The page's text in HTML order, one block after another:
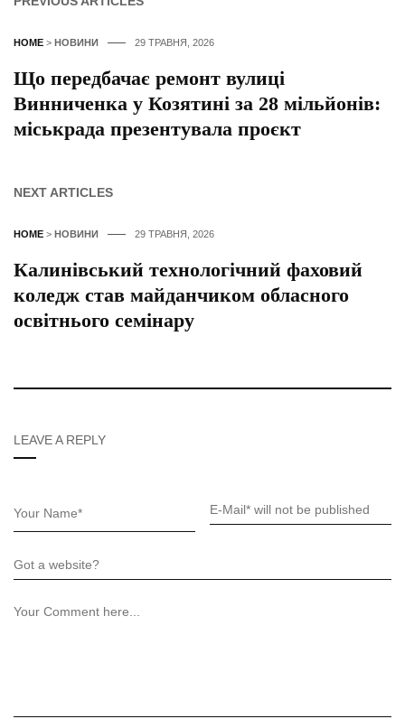
HOME > НОВИНИ 29 ТРАВНЯ, 2026
Що передбачає ремонт вулиці
Винниченка у Козятині за 28 мільйонів:
міськрада презентувала проєкт
NEXT ARTICLES
HOME > НОВИНИ 29 ТРАВНЯ, 2026
Калинівський технологічний фаховий
коледж став майданчиком обласного
освітнього семінару
LEAVE A REPLY